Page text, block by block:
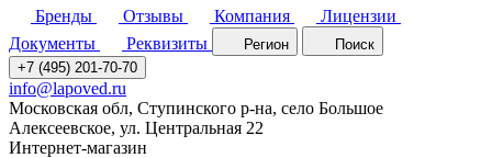
Бренды
Отзывы Компания
Лицензии
Документы
Реквизиты Регион
Поиск
+7 (495) 201-70-70
info@lapoved.ru
Московская обл, Ступинского р-на, село Большое
Алексеевское, ул. Центральная 22
Интернет-магазин